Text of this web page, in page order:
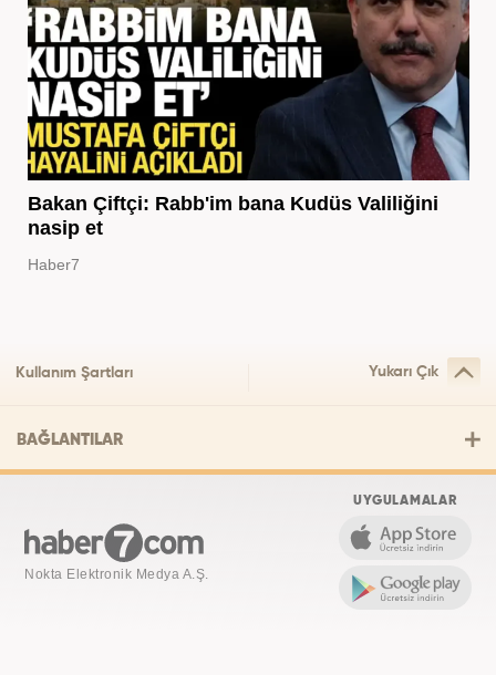
Bakan Çiftçi: Rabb'im bana Kudüs Valiliğini
nasip et
Haber7
Kullanım Şartları Yukarı Çık
BAĞLANTILAR
Nokta Elektronik Medya A.Ş.
UYGULAMALAR